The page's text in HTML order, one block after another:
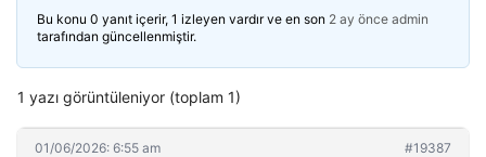
Bu konu 0 yanıt içerir, 1 izleyen vardır ve en son 2 ay önce admin
tarafından güncellenmiştir.
1 yazı görüntüleniyor (toplam 1)
01/06/2026: 6:55 am #19387